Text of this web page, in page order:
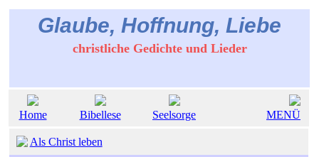
Glaube, Hoffnung, Liebe
christliche Gedichte und Lieder
Home Bibellese Seelsorge MENÜ
Als Christ leben